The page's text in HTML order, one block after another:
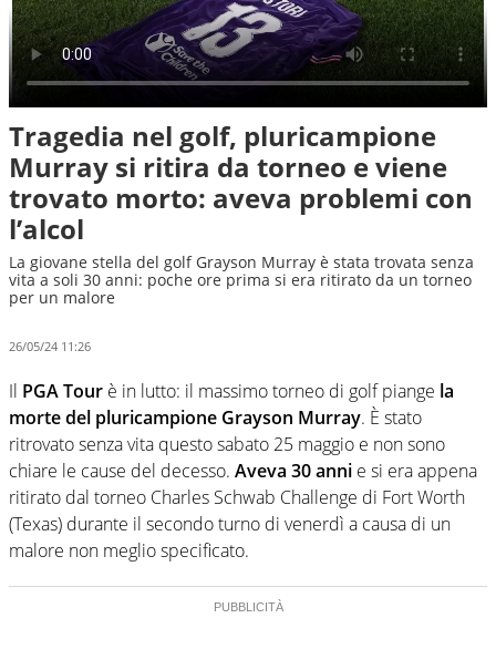
Tragedia nel golf, pluricampione
Murray si ritira da torneo e viene
trovato morto: aveva problemi con
l’alcol
La giovane stella del golf Grayson Murray è stata trovata senza
vita a soli 30 anni: poche ore prima si era ritirato da un torneo
per un malore
26/05/24 11:26
Il PGA Tour è in lutto: il massimo torneo di golf piange la
morte del pluricampione Grayson Murray. È stato
ritrovato senza vita questo sabato 25 maggio e non sono
chiare le cause del decesso. Aveva 30 anni e si era appena
ritirato dal torneo Charles Schwab Challenge di Fort Worth
(Texas) durante il secondo turno di venerdì a causa di un
malore non meglio specificato.